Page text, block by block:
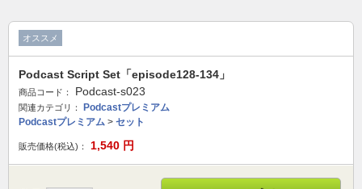
オススメ
Podcast Script Set「episode128-134」
商品コード： Podcast-s023
関連カテゴリ：
Podcastプレミアム
Podcastプレミアム > セット
販売価格(税込)： 1,540 円